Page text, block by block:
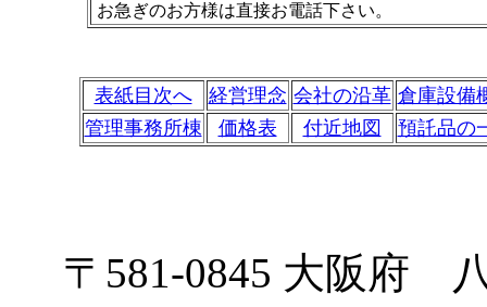
お急ぎのお方様は直接お電話下さい。
表紙目次へ 経営理念 会社の沿革 倉庫設備
管理事務所棟
価格表 付近地図 預託品の
〒581-0845 大阪府